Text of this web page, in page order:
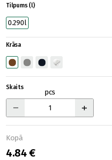
Tilpums (l)
0.290l
Krāsa
Skaits
pcs
Kopā
4.84 €